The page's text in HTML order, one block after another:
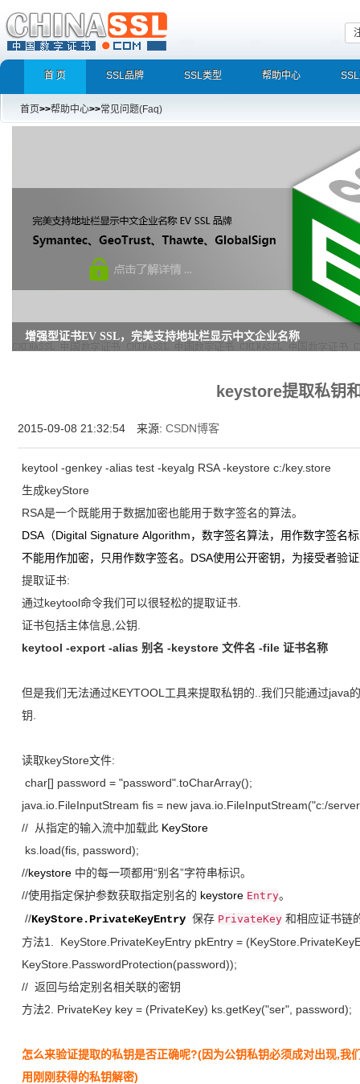
首 页 SSL品牌 SSL类型 帮助中心
首页>>帮助中心>>常见问题(Faq)
增强型证书EV SSL，完美支持地址栏显示中文企业名称
keystore提取私钥
2015-09-08 21:32:54 来源:CSDN博客
keytool -genkey -alias test -keyalg RSA -keystore c:/key.store
生成keyStore
RSA是一个既能用于数据加密也能用于数字签名的算法。
DSA（Digital Signature Algorithm，数字签名算法，用作数字签名
不能用作加密，只用作数字签名。DSA使用公开密钥，为接受者验
提取证书:
通过keytool命令我们可以很轻松的提取证书.
证书包括主体信息,公钥.
keytool -export -alias 别名 -keystore 文件名 -file 证书名称
但是我们无法通过KEYTOOL工具来提取私钥的..我们只能通过java
钥.
读取keyStore文件:
char[] password = "password".toCharArray();
java.io.FileInputStream fis = new java.io.FileInputStream("c:/
// 从指定的输入流中加载此 KeyStore
ks.load(fis, password);
//keystore 中的每一项都用“别名”字符串标识。
//使用指定保护参数获取指定别名的 keystore Entry。
//KeyStore.PrivateKeyEntry 保存 PrivateKey 和相应证书链
方法1. KeyStore.PrivateKeyEntry pkEntry =
KeyStore.PasswordProtection(password));
// 返回与给定别名相关联的密钥
方法2. PrivateKey key = (PrivateKey) ks.getKey("ser", password);
怎么来验证提取的私钥是否正确呢?(因为公钥私钥必须成对出现,我
用刚刚获得的私钥解密)